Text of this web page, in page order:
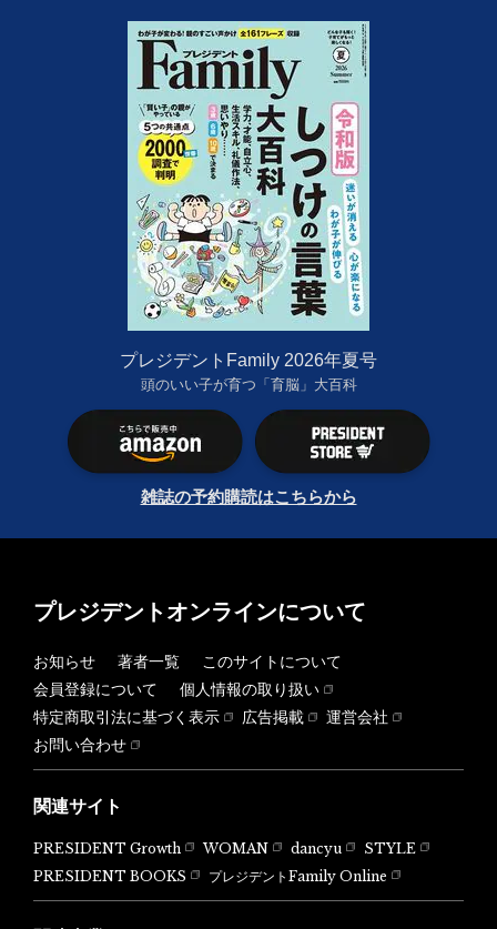
プレジデントFamily 2026年夏号
頭のいい子が育つ「育脳」大百科
雑誌の予約購読はこちらから
プレジデントオンラインについて
お知らせ 著者一覧
このサイトについて
会員登録について
個人情報の取り扱い
特定商取引法に基づく表示
広告掲載
運営会社
お問い合わせ
関連サイト
PRESIDENT Growth WOMAN dancyu
STYLE
PRESIDENT BOOKS
プレジデントFamily Online